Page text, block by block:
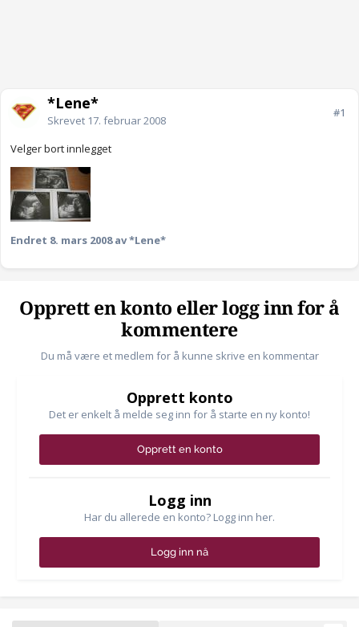
*Lene*
Skrevet 17. februar 2008
#1
Velger bort innlegget
Endret 8. mars 2008av *Lene*
Opprett en konto eller logg inn for å
kommentere
Du må være et medlem for å kunne skrive en kommentar
Opprett konto
Det er enkelt å melde seg inn for å starte en ny konto!
Opprett en konto
Logg inn
Har du allerede en konto? Logg inn her.
Logg inn nå